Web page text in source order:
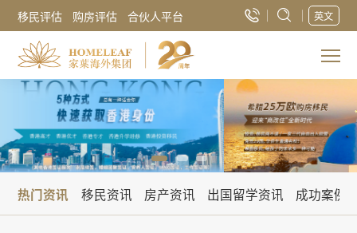
移民评估 购房评估 合伙人平台 英文
热门资讯 移民资讯 房产资讯 出国留学资讯 成功案例